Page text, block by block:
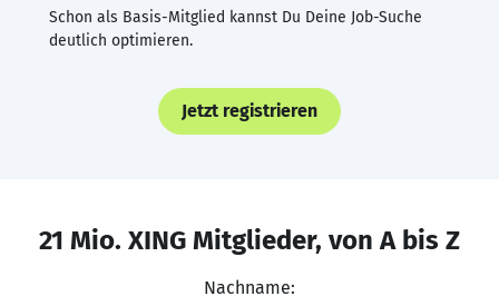
Schon als Basis-Mitglied kannst Du Deine Job-Suche
deutlich optimieren.
Jetzt registrieren
21 Mio. XING Mitglieder, von A bis Z
Nachname: